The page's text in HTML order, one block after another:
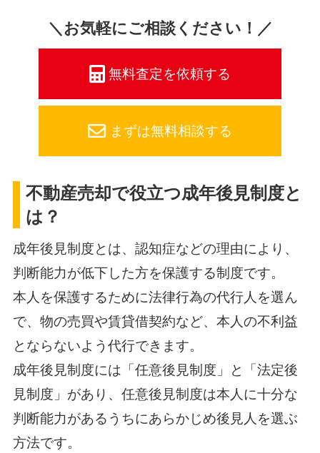
＼お気軽にご相談ください！／
無料査定を依頼する
まずは無料相談する
不動産売却で役立つ成年後見制度と
は？
成年後見制度とは、認知症などの理由により、
判断能力が低下した方を保護する制度です。
本人を保護するために法律行為の代行人を選ん
で、物の売買や賃貸借契約など、本人の不利益
とならないよう代行できます。
成年後見制度には「任意後見制度」と「法定後
見制度」があり、任意後見制度は本人に十分な
判断能力があるうちにあらかじめ後見人を選ぶ
方法です。